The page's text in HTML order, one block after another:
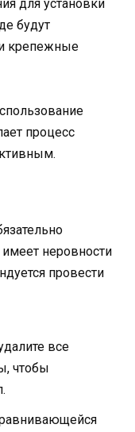
для установки
будут
крепежные
процесс
неровности
провести
все
чтобы